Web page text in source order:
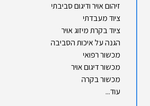
זיהום אויר ודיגום סביבתי
ציוד מעבדתי
ציוד בקרת מיזוג אויר
הגנה על איכות הסביבה
מכשור רפואי
מכשור דיגום אויר
מכשור בקרה
עוד...